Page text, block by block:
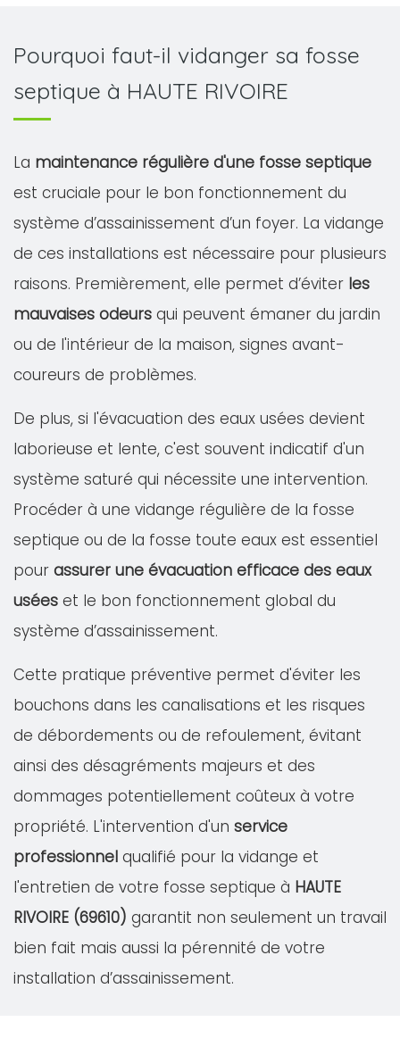
Pourquoi faut-il vidanger sa fosse
septique à HAUTE RIVOIRE
La maintenance régulière d'une fosse septique
est cruciale pour le bon fonctionnement du
système d’assainissement d’un foyer. La vidange
de ces installations est nécessaire pour plusieurs
raisons. Premièrement, elle permet d’éviter les
mauvaises odeurs qui peuvent émaner du jardin
ou de l'intérieur de la maison, signes avant-
coureurs de problèmes.
De plus, si l'évacuation des eaux usées devient
laborieuse et lente, c'est souvent indicatif d'un
système saturé qui nécessite une intervention.
Procéder à une vidange régulière de la fosse
septique ou de la fosse toute eaux est essentiel
pour assurer une évacuation efficace des eaux
usées et le bon fonctionnement global du
système d’assainissement.
Cette pratique préventive permet d'éviter les
bouchons dans les canalisations et les risques
de débordements ou de refoulement, évitant
ainsi des désagréments majeurs et des
dommages potentiellement coûteux à votre
propriété. L'intervention d'un service
professionnel qualifié pour la vidange et
l'entretien de votre fosse septique à HAUTE
RIVOIRE (69610) garantit non seulement un travail
bien fait mais aussi la pérennité de votre
installation d’assainissement.